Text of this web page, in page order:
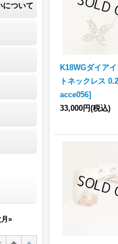
について
»
K18WGダイア
トネックレス
acce056]
33,000円(税込)